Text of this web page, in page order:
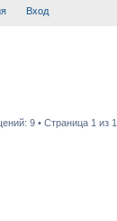
Вход
9 • Страница 1 из 1